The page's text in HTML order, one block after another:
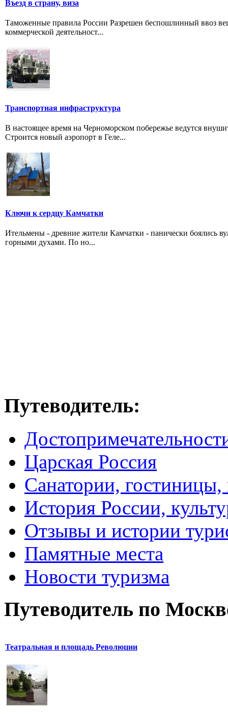
Въезд в страну, виза
Таможенные правила России Разрешен беспошлинный ввоз
коммерческой деятельност...
Транспортная инфраструктура
В настоящее время на Черноморском побережье ведутся
Строится новый аэропорт в Геле...
Ключи к сердцу Камчатки
Ительмены - древние жители Камчатки - панически боялись
горными духами. По но...
Путеводитель:
Царская Россия
Санатории, гостиницы,
История России,
Отзывы и истории
Памятные места
Новости туризма
Путеводитель по
Театральная и площадь Революции